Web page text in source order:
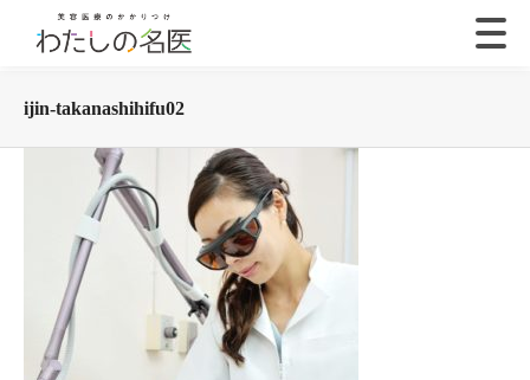
ijin-takanashihifu02